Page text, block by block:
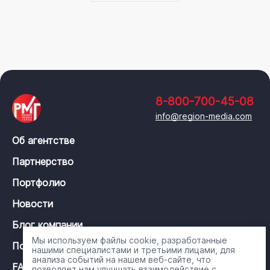
8-800-700-45-08
info@region-media.com
Об агентстве
Партнерство
Портфолио
Новости
Блог компании
Политика конфиденциальности
FAQ
Мы используем файлы cookie, разработанные
нашими специалистами и третьими лицами, для
анализа событий на нашем веб-сайте, что